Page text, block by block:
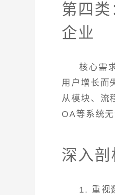
第四
企业
核心需
用户增长而
从模块、流
OA等系统无
深入剖
1. 重视